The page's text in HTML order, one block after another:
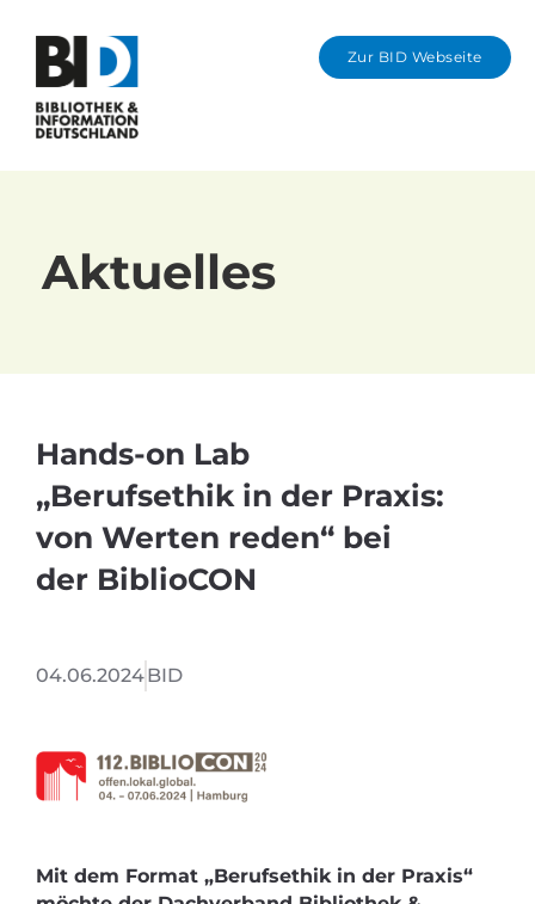
Zur BID Webseite
Aktuelles
Hands-on Lab
„Berufsethik in der Praxis:
von Werten reden“ bei
der BiblioCON
04.06.2024BID
Mit dem Format „Berufsethik in der Praxis“